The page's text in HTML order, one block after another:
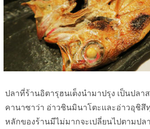
ปลาที่ร้านอิตารุฮนเต็งนำมาปรุง เป็นปลา
คานาซาว่า อ่าวชินมินาโตะและอ่าวอุชิสึ
หลักของร้านมีไม่มากจะเปลี่ยนไปตามปล